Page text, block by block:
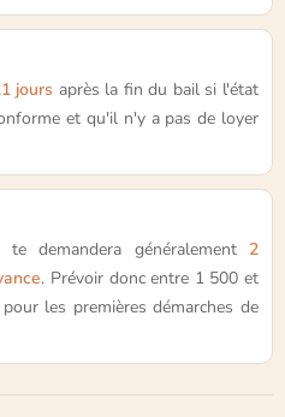
jours après la fin du bail si l'état
et qu'il n'y a pas de loyer
demandera généralement 2
. Prévoir donc entre 1 500 et
les premières démarches de